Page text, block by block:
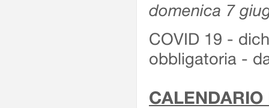
domenica 7
COVID 19 -
obbligatoria -